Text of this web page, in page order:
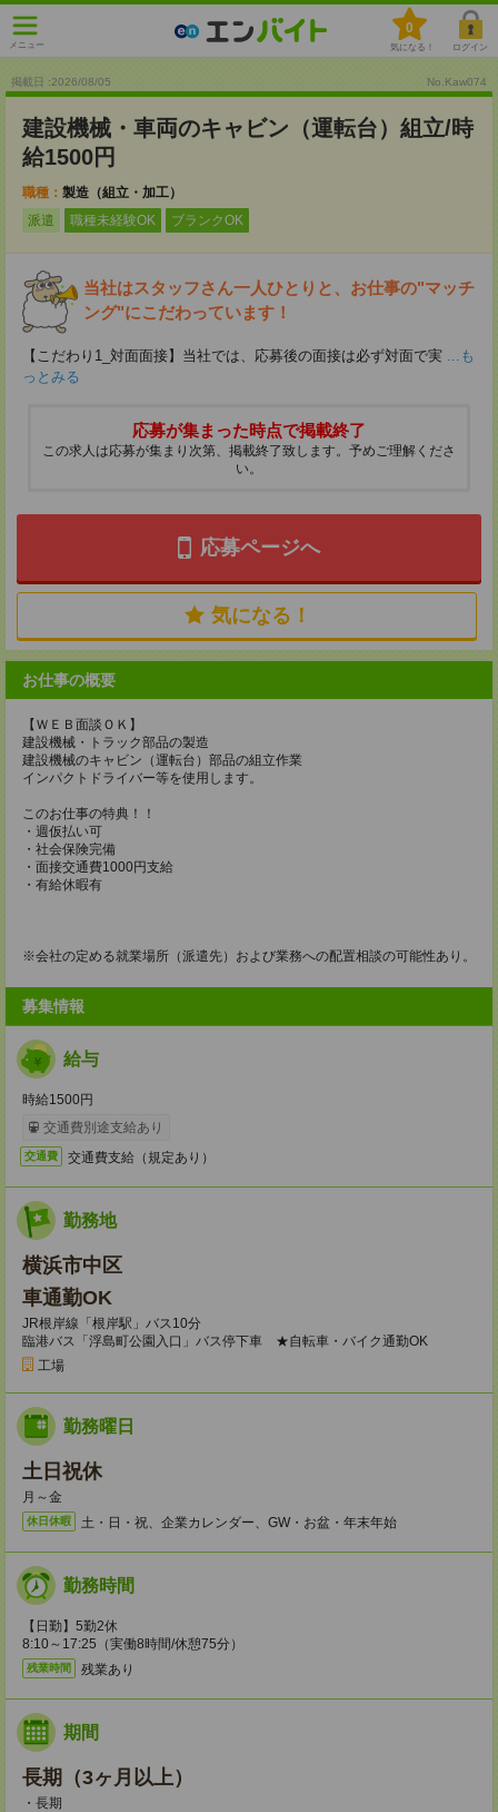
メニュー
0
気になる！ ログイン
掲載日 :2026/08/05 No.Kaw074
建設機械・車両のキャビン（運転台）組立/時
給1500円
職種： 製造（組立・加工）
派遣
職種未経験OK ブランクOK
当社はスタッフさん一人ひとりと、お仕事の"マッチ
ング"にこだわっています！
【こだわり1_対面面接】当社では、応募後の面接は必ず対面で実 ...も
っとみる
応募が集まった時点で掲載終了
この求人は応募が集まり次第、掲載終了致します。予めご理解くださ
い。
応募ページへ
気になる！
お仕事の概要
【ＷＥＢ面談ＯＫ】
建設機械・トラック部品の製造
建設機械のキャビン（運転台）部品の組立作業
インパクトドライバー等を使用します。
このお仕事の特典！！
・週仮払い可
・社会保険完備
・面接交通費1000円支給
・有給休暇有
※会社の定める就業場所（派遣先）および業務への配置相談の可能性あり。
募集情報
給与
時給1500円
交通費別途支給あり
交通費 交通費支給（規定あり）
勤務地
横浜市中区
車通勤OK
JR根岸線「根岸駅」バス10分
臨港バス「浮島町公園入口」バス停下車 ★自転車・バイク通勤OK
工場
勤務曜日
土日祝休
月～金
休日休暇 土・日・祝、企業カレンダー、GW・お盆・年末年始
勤務時間
【日勤】5勤2休
8:10～17:25（実働8時間/休憩75分）
残業時間 残業あり
期間
長期（3ヶ月以上）
・長期